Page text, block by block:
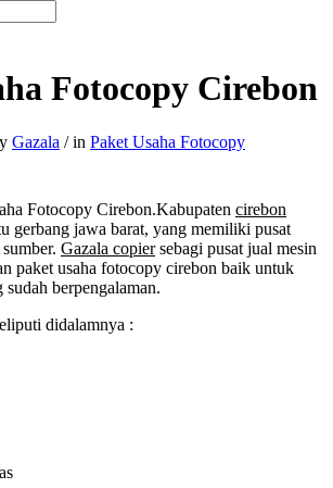
Fotocopy Cirebon
Gazala /in Paket Usaha Fotocopy
Fotocopy Cirebon.Kabupaten cirebon
gerbang jawa barat, yang memiliki pusat
Gazala copiersebagi pusat jual mesin
paket usaha fotocopy cirebon baik untuk
berpengalaman.
didalamnya :